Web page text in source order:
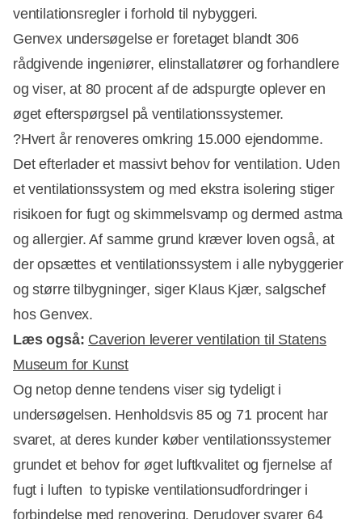
ventilationsregler i forhold til nybyggeri.
Genvex undersøgelse er foretaget blandt 306
rådgivende ingeniører, elinstallatører og forhandlere
og viser, at 80 procent af de adspurgte oplever en
øget efterspørgsel på ventilationssystemer.
?Hvert år renoveres omkring 15.000 ejendomme.
Det efterlader et massivt behov for ventilation. Uden
et ventilationssystem og med ekstra isolering stiger
risikoen for fugt og skimmelsvamp og dermed astma
og allergier. Af samme grund kræver loven også, at
der opsættes et ventilationssystem i alle nybyggerier
og større tilbygninger, siger Klaus Kjær, salgschef
hos Genvex.
Læs også: Caverion leverer ventilation til Statens
Museum for Kunst
Og netop denne tendens viser sig tydeligt i
undersøgelsen. Henholdsvis 85 og 71 procent har
svaret, at deres kunder køber ventilationssystemer
grundet et behov for øget luftkvalitet og fjernelse af
fugt i luften  to typiske ventilationsudfordringer i
forbindelse med renovering. Derudover svarer 64